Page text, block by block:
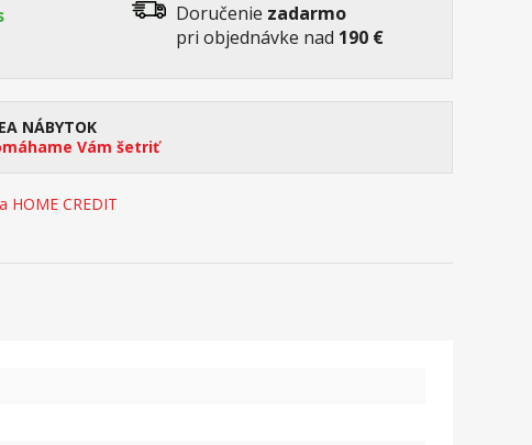
Doručenie zadarmo
pri objednávke nad 190 €
NÁBYTOK
Vám šetriť
HOME CREDIT